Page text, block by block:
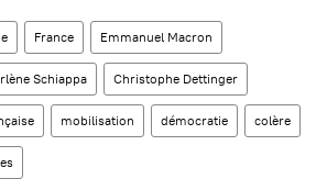
France Emmanuel Macron
Schiappa Christophe Dettinger
mobilisation démocratie colère